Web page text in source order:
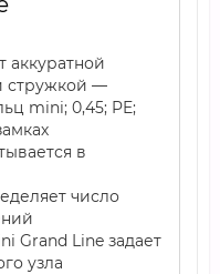
аккуратной
стружкой —
mini; 0,45; PE;
в
число
Grand Line задает
узла